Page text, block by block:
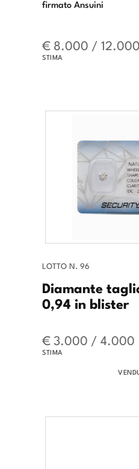
firmato Ansuini
€ 8.000 / 12.000
STIMA
LOTTO N. 96
Diamante
0,94 in blister
€ 3.000 / 4.000
STIMA